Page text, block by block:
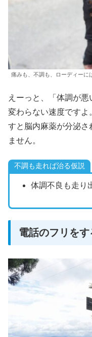
痛みも、不調も、ローディーに
えーっと、「体調が
変わらない速度ですよ
すと脳内麻薬が分泌さ
ません。
不調も走れば治る仮説
体調不良も走り
電話のフリをす